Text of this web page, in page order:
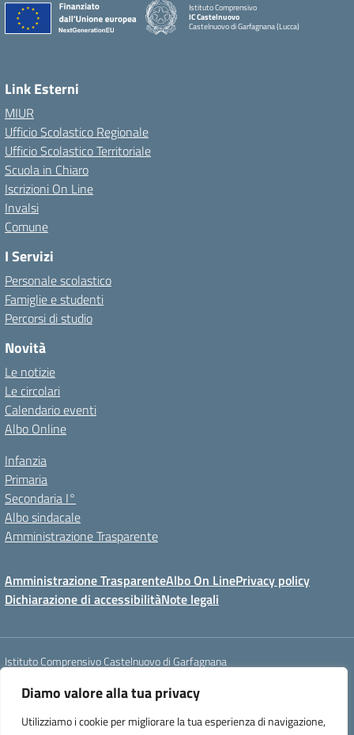
Diamo valore alla tua privacy
Utilizziamo i cookie per migliorare la tua esperienza di navigazione,
Istituto Comprensivo
IC Castelnuovo
Castelnuovo di Garfagnana (Lucca)
Link Esterni
MIUR
Ufficio Scolastico Regionale
Ufficio Scolastico Territoriale
Scuola in Chiaro
Iscrizioni On Line
Invalsi
Comune
I Servizi
Personale scolastico
Famiglie e studenti
Percorsi di studio
Novità
Le notizie
Le circolari
Calendario eventi
Albo Online
Infanzia
Primaria
Secondaria I°
Albo sindacale
Amministrazione Trasparente
Amministrazione TrasparenteAlbo On LinePrivacy policy
Dichiarazione di accessibilitàNote legali
Istituto Comprensivo Castelnuovo di Garfagnana
tel. 058362342 - e-mail: luic827008@istruzione.it - PEC :
codice fiscale: 81000570465 - codice IPA : istsc_luic827008 - codice